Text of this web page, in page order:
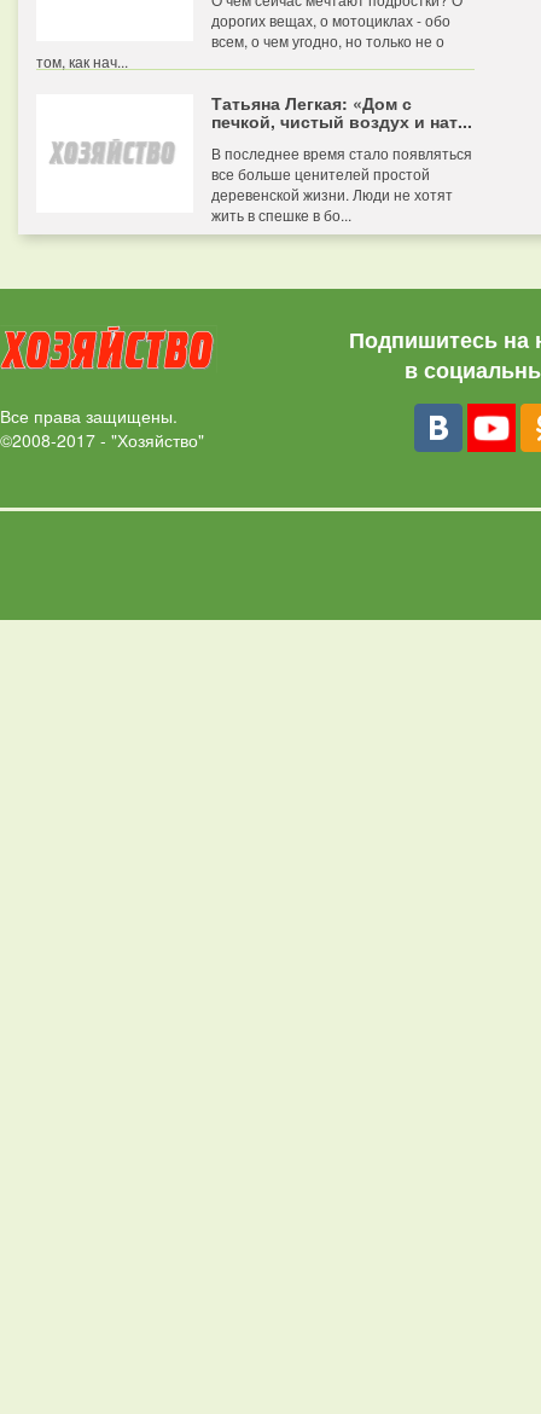
дорогих вещах, о мотоциклах - обо
всем, о чем угодно, но только не о
том, как нач...
Татьяна Легкая: «Дом с
печкой, чистый воздух и нат...
В последнее время стало появляться
все больше ценителей простой
деревенской жизни. Люди не хотят
жить в спешке в бо...
Все права защищены.
©2008-2017 - "Хозяйство"
Подпишитесь на
в